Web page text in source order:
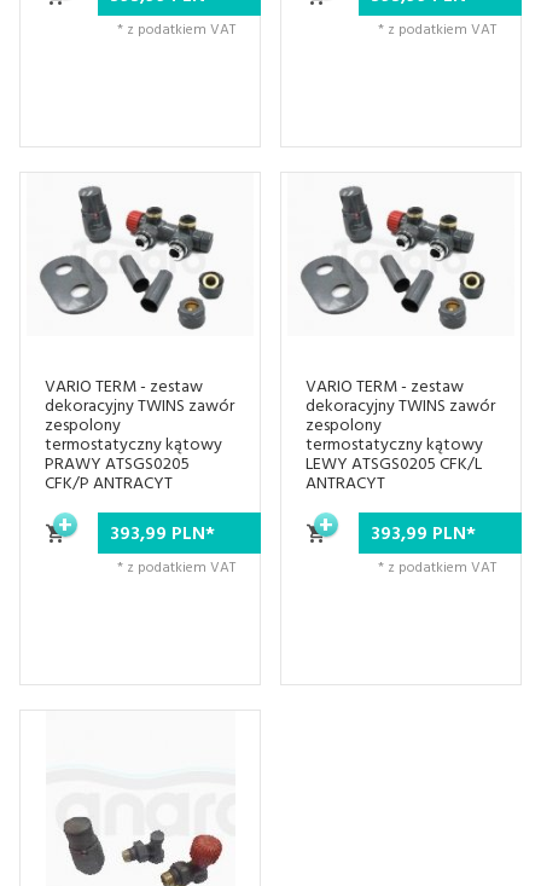
* z podatkiem VAT * z podatkiem VAT
VARIO TERM - zestaw
dekoracyjny TWINS zawór
zespolony
termostatyczny kątowy
PRAWY ATSGS0205
CFK/P ANTRACYT
393,99 PLN*
* z podatkiem VAT
VARIO TERM - zestaw
dekoracyjny TWINS zawór
zespolony
termostatyczny kątowy
LEWY ATSGS0205 CFK/L
ANTRACYT
393,99 PLN*
* z podatkiem VAT